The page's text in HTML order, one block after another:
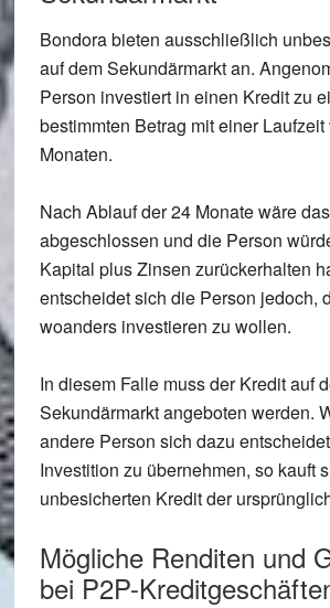
Bondora bieten ausschließlich
auf dem Sekundärmarkt an.
Person investiert in einen Kredit zu
bestimmten Betrag mit einer Laufzeit
Monaten.
Nach Ablauf der 24 Monate wäre
abgeschlossen und die Person
Kapital plus Zinsen zurückerhalten
entscheidet sich die Person jedoch,
woanders investieren zu wollen.
In diesem Falle muss der Kredit auf
Sekundärmarkt angeboten werden.
andere Person sich dazu
Investition zu übernehmen, so kauft
unbesicherten Kredit der
Mögliche Renditen und
bei P2P-